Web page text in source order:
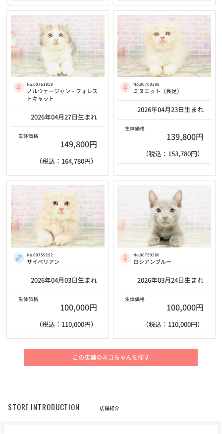
No.00761959
ノルウェージャン・フォレス
トキャット
2026年04月27日生まれ
生体価格
149,800円
（税込：164,780円）
No.00760398
ミヌエット（長足）
2026年04月23日生まれ
生体価格
139,800円
（税込：153,780円）
No.00759292
サイベリアン
2026年04月03日生まれ
生体価格
100,000円
（税込：110,000円）
No.00759280
ロシアンブルー
2026年03月24日生まれ
生体価格
100,000円
（税込：110,000円）
この店舗のネコちゃんを探す
STORE INTRODUCTION 店舗紹介